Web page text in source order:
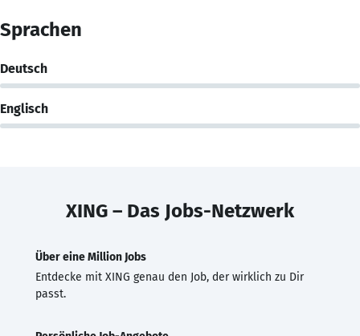
Sprachen
Deutsch
Englisch
XING – Das Jobs-Netzwerk
Über eine Million Jobs
Entdecke mit XING genau den Job, der wirklich zu Dir
passt.